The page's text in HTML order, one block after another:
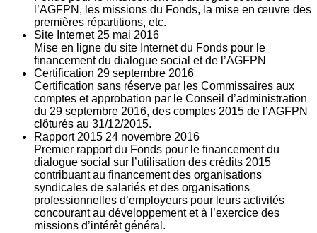
l’AGFPN, les missions du Fonds, la mise en œuvre des
premières répartitions, etc.
Site Internet 25 mai 2016
Mise en ligne du site Internet du Fonds pour le
financement du dialogue social et de l’AGFPN
Certification 29 septembre 2016
Certification sans réserve par les Commissaires aux
comptes et approbation par le Conseil d’administration
du 29 septembre 2016, des comptes 2015 de l’AGFPN
clôturés au 31/12/2015.
Rapport 2015 24 novembre 2016
Premier rapport du Fonds pour le financement du
dialogue social sur l’utilisation des crédits 2015
contribuant au financement des organisations
syndicales de salariés et des organisations
professionnelles d’employeurs pour leurs activités
concourant au développement et à l’exercice des
missions d’intérêt général.